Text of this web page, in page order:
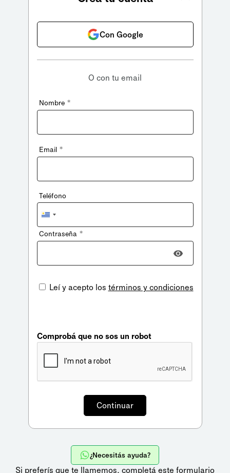
Con Google
O con tu email
Nombre *
Email *
Teléfono
Uruguay
+598
Contraseña *
Leí y acepto los términos y condiciones
Comprobá que no sos un robot
¿Necesitás ayuda?
Si preferís que te llamemos, completá este formulario